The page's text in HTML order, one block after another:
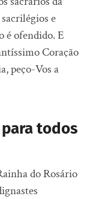
e
é ofendido. E
Coração
peço-Vos a
todos
do Rosário